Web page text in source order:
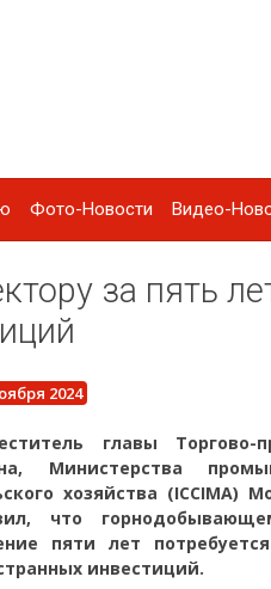
Фото-Новости Видео-
за пять
2024
главы Торгово-
Министерства
хозяйства (ICCIMA)
что
пяти лет
инвестиций.